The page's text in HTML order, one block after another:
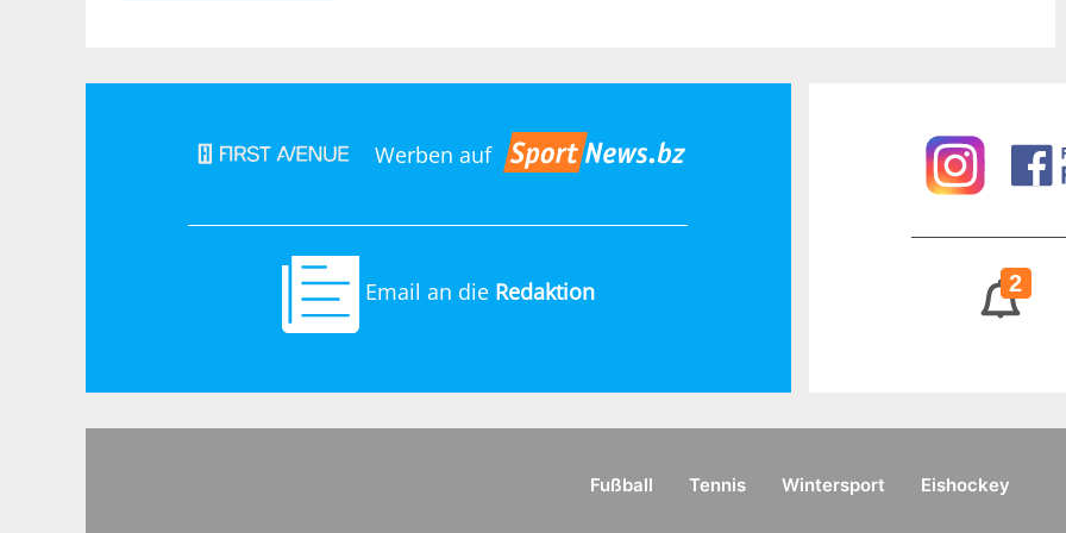
Werben auf
Email an die Redaktion 2
Fußball Tennis Wintersport Eishockey